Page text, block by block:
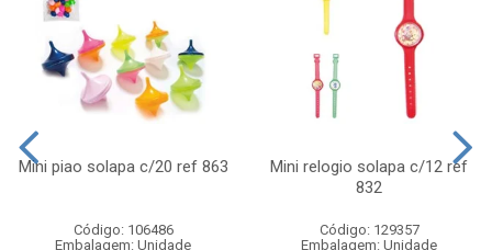
Mini piao solapa c/20 ref 863
Código: 106486
Embalagem: Unidade
Mini relogio solapa c/12 ref
832
Código: 129357
Embalagem: Unidade